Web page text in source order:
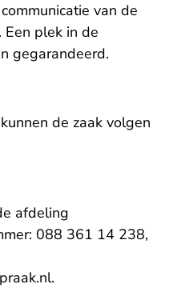
van de
Een plek in de
gegarandeerd.
de zaak volgen
afdeling
088 361 14 238,
- U verlaat
.